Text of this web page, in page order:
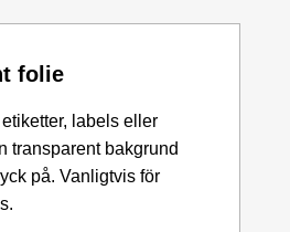
folie
labels eller
transparent bakgrund
på. Vanligtvis för